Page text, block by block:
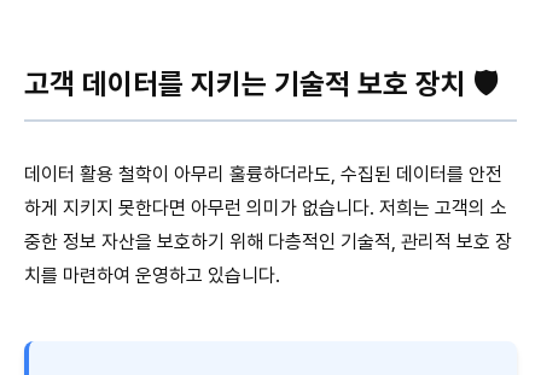
고객 데이터를 지키는 기술적 보호 장치 🛡️
데이터 활용 철학이 아무리 훌륭하더라도, 수집된 데이터를 안전
하게 지키지 못한다면 아무런 의미가 없습니다. 저희는 고객의 소
중한 정보 자산을 보호하기 위해 다층적인 기술적, 관리적 보호 장
치를 마련하여 운영하고 있습니다.